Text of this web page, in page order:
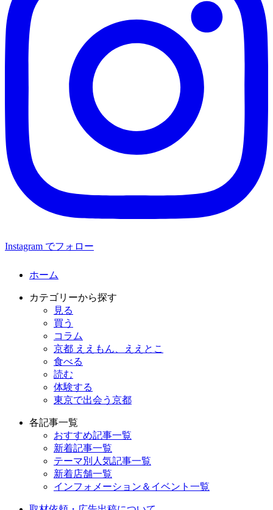
Instagram でフォロー
ホーム
カテゴリーから探す
見る
買う
コラム
京都 ええもん、ええとこ
食べる
読む
体験する
東京で出会う京都
各記事一覧
おすすめ記事一覧
新着記事一覧
テーマ別人気記事一覧
新着店舗一覧
インフォメーション＆イベント一覧